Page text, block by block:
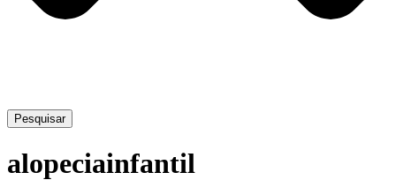
Pesquisar
alopeciainfantil